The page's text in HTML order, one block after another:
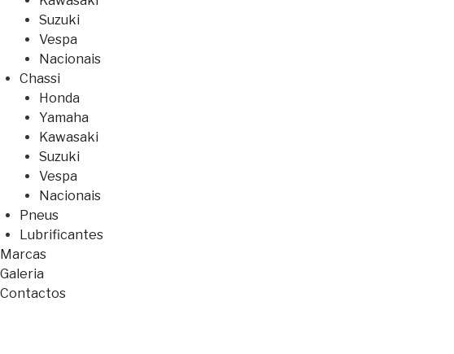
Suzuki
Vespa
Nacionais
Chassi
Honda
Yamaha
Kawasaki
Suzuki
Vespa
Nacionais
Pneus
Lubrificantes
Marcas
Galeria
Contactos